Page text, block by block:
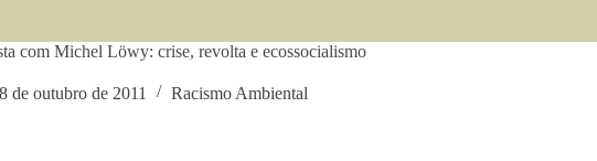
com Michel Löwy: crise, revolta e ecossocialismo
de outubro de 2011 Racismo Ambiental